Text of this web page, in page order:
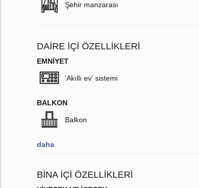
Şehir manzarası
DAIRE IÇI ÖZELLIKLERI
EMNIYET
'Akıllı ev' sistemi
BALKON
Balkon
daha
BINA İÇI ÖZELLIKLERI